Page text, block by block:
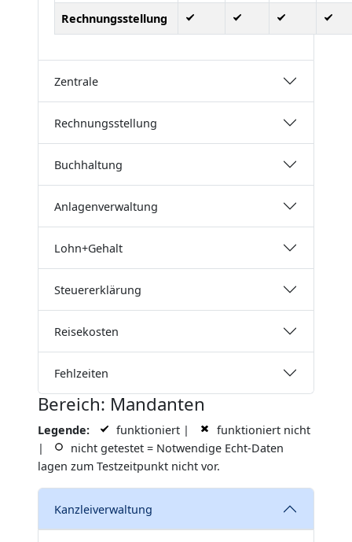
Rechnungsstellung
Zentrale
Rechnungsstellung
Buchhaltung
Anlagenverwaltung
Lohn+Gehalt
Steuererklärung
Reisekosten
Fehlzeiten
Bereich: Mandanten
Legende: funktioniert |
funktioniert nicht
|
nicht getestet = Notwendige Echt-Daten
lagen zum Testzeitpunkt nicht vor.
Kanzleiverwaltung